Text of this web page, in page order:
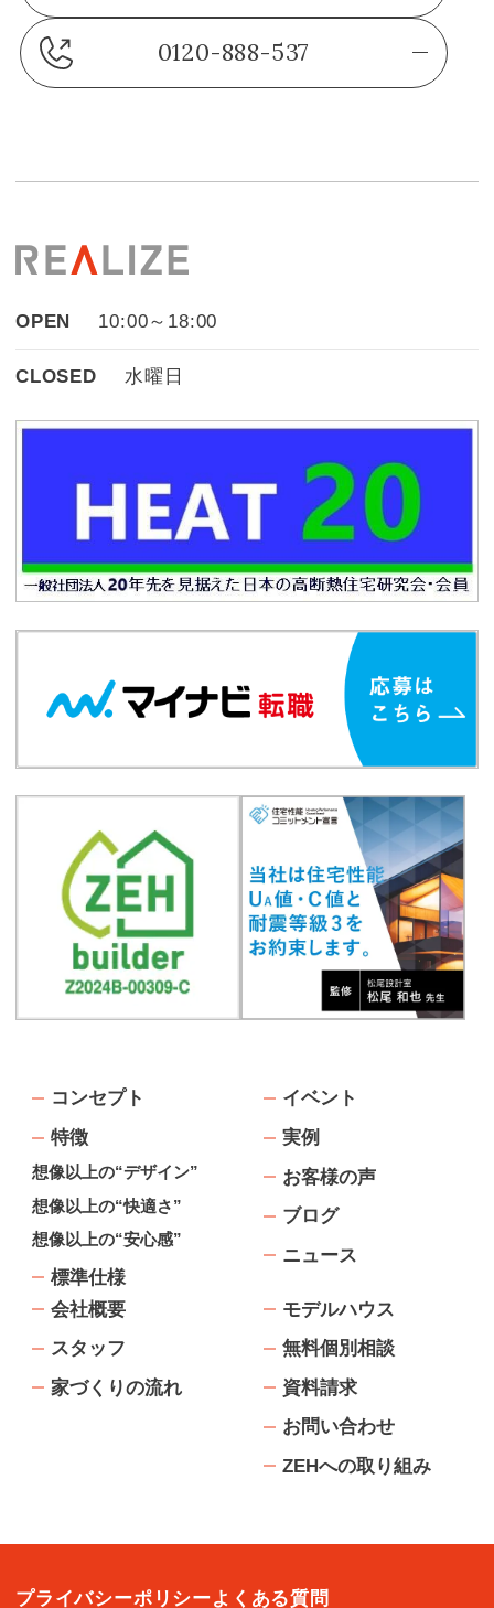
0120-888-537
OPEN 10:00～18:00
CLOSED 水曜日
コンセプト
特徴
想像以上の“デザイン”
想像以上の“快適さ”
想像以上の“安心感”
標準仕様
会社概要
スタッフ
家づくりの流れ
イベント
実例
お客様の声
ブログ
ニュース
モデルハウス
無料個別相談
資料請求
お問い合わせ
ZEHへの取り組み
プライバシーポリシーよくある質問